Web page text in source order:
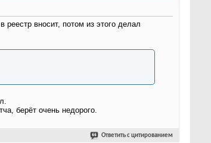
вносит, потом из этого делал
берёт очень недорого.
Ответить с цитированием